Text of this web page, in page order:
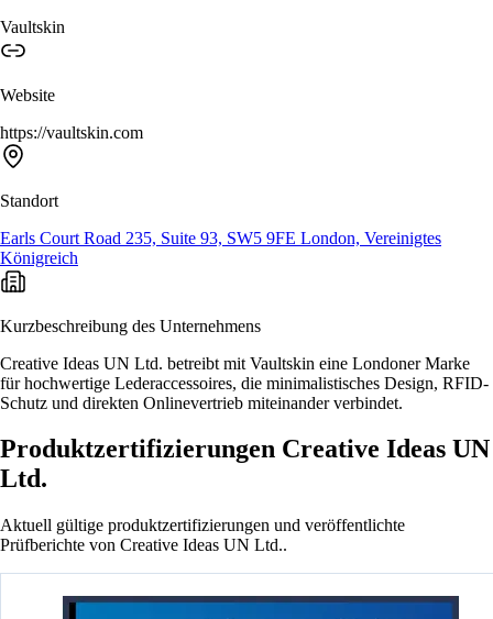
Vaultskin
Website
https://vaultskin.com
Standort
Earls Court Road 235, Suite 93, SW5 9FE London, Vereinigtes
Königreich
Kurzbeschreibung des Unternehmens
Creative Ideas UN Ltd. betreibt mit Vaultskin eine Londoner Marke
für hochwertige Lederaccessoires, die minimalistisches Design, RFID-
Schutz und direkten Onlinevertrieb miteinander verbindet.
Produktzertifizierungen Creative Ideas UN
Ltd.
Aktuell gültige produktzertifizierungen und veröffentlichte
Prüfberichte von Creative Ideas UN Ltd..